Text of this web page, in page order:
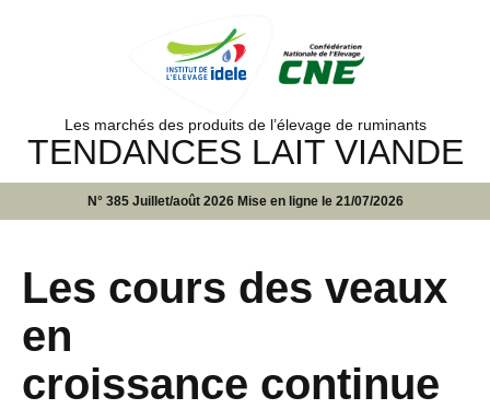
Les marchés des produits de l’élevage de ruminants
TENDANCES LAIT VIANDE
N° 385 Juillet/août 2026 Mise en ligne le 21/07/2026
Les cours des veaux
en
croissance continue